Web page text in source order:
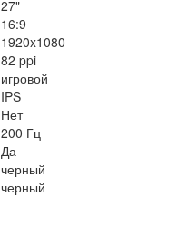
27"
16:9
1920x1080
82 ppi
игровой
IPS
Нет
200 Гц
Да
черный
черный